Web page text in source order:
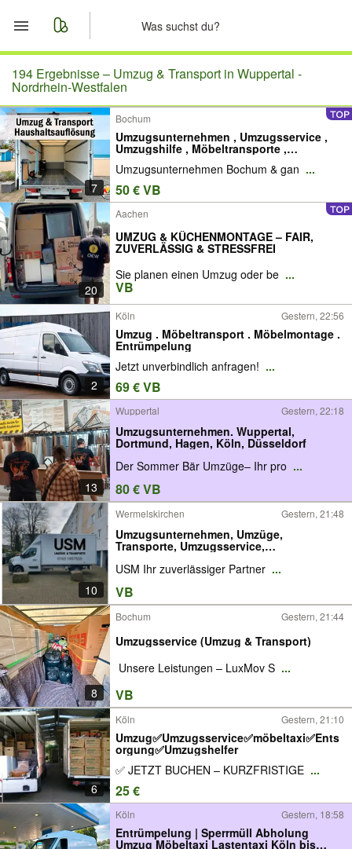
Start
Merkliste
Nachrichten
Anzeige aufgeben
194 Ergebnisse – Umzug & Transport in Wuppertal -
Nordrhein-Westfalen
7
Bochum
Umzugsunternehmen , Umzugsservice ,
Umzugshilfe , Möbeltransporte ,
Transporter , Möbeltransport ,Möbeltaxi ,
Transporte , Haushaltsauflösung ,
Entrümpelung , Entsorgung
Umzugsunternehmen Bochum & gan ...
50 € VB
20
Aachen
UMZUG & KÜCHENMONTAGE – FAIR,
ZUVERLÄSSIG & STRESSFREI
Sie planen einen Umzug oder be ...
VB
2
Köln Gestern, 22:56
Umzug . Möbeltransport . Möbelmontage .
Entrümpelung
Jetzt unverbindlich anfragen! ...
69 € VB
13
Wuppertal Gestern, 22:18
Umzugsunternehmen. Wuppertal,
Dortmund, Hagen, Köln, Düsseldorf
Der Sommer Bär Umzüge– Ihr pro ...
80 € VB
10
Wermelskirchen Gestern, 21:48
Umzugsunternehmen, Umzüge,
Transporte, Umzugsservice,
Aufbauservice
USM Ihr zuverlässiger Partner ...
VB
8
Bochum Gestern, 21:44
Umzugsservice (Umzug & Transport)
️ Unsere Leistungen – LuxMov S ...
VB
6
Köln Gestern, 21:10
Umzug✅Umzugsservice✅möbeltaxi✅Ents
orgung✅Umzugshelfer
✅ JETZT BUCHEN – KURZFRISTIGE ...
25 €
Köln Gestern, 18:58
Entrümpelung | Sperrmüll Abholung
Umzug Möbeltaxi Lastentaxi Köln bis